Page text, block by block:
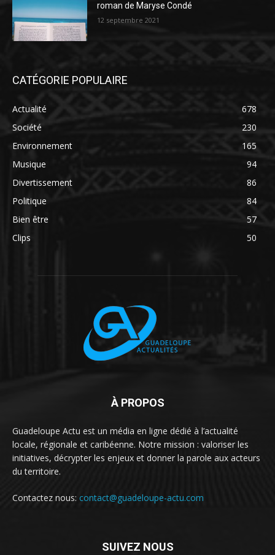
roman de Maryse Condé
12 septembre 2021
CATÉGORIE POPULAIRE
Actualité
678
Société
230
Environnement
165
Musique
94
Divertissement
86
Politique
84
Bien être
57
Clips
50
À PROPOS
Guadeloupe Actu est un média en ligne dédié à l’actualité
locale, régionale et caribéenne. Notre mission : valoriser les
initiatives, décrypter les enjeux et donner la parole aux acteurs
du territoire.
Contactez nous: contact@guadeloupe-actu.com
SUIVEZ NOUS